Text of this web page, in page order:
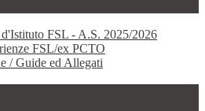
FSL - A.S. 2025/2026
FSL/ex PCTO
/ Guide ed Allegati